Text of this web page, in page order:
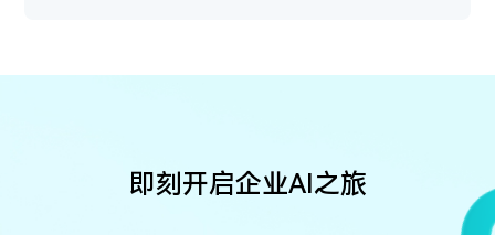
即刻开启企业AI之旅